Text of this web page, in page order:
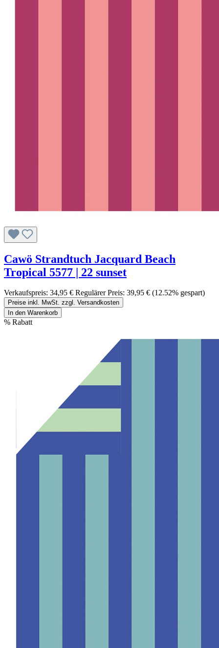
Cawö Strandtuch Jacquard Beach
Tropical 5577 | 22 sunset
Verkaufspreis: 34,95 € Regulärer Preis: 39,95 € (12.52% gespart)
Preise inkl. MwSt. zzgl. Versandkosten
In den Warenkorb
% Rabatt